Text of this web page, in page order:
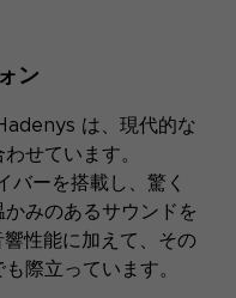
ン
は、現代的な
せています。
ーを搭載し、驚く
みのあるサウンドを
性能に加えて、その
際立っています。